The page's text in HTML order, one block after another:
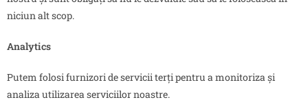
niciun alt scop.
Analytics
Putem folosi furnizori de servicii terți pentru a monitoriza și
analiza utilizarea serviciilor noastre.